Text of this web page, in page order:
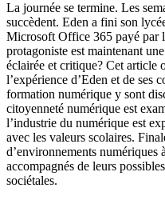
La journée se termine. Les
succèdent. Eden a fini son
Microsoft Office 365 payé par
protagoniste est maintenant
éclairée et critique? Cet article
l’expérience d’Eden et de ses
formation numérique y sont
citoyenneté numérique est
l’industrie du numérique est
avec les valeurs scolaires.
d’environnements numériques
accompagnés de leurs
sociétales.